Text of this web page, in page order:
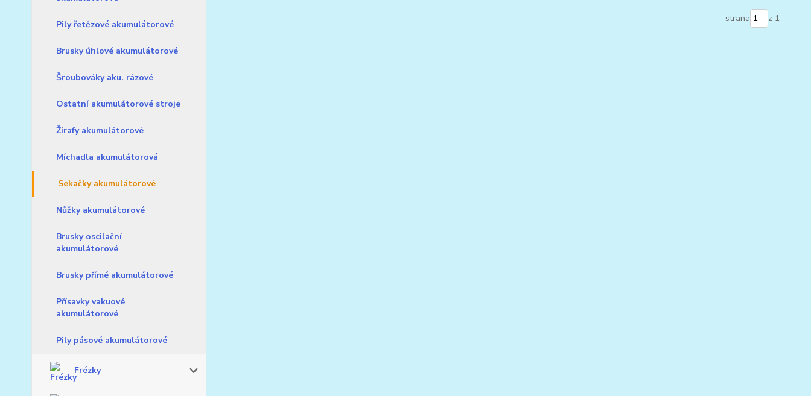
Pily řetězové akumulátorové
Brusky úhlové akumulátorové
Šroubováky aku. rázové
Ostatní akumulátorové stroje
Žirafy akumulátorové
Míchadla akumulátorová
Sekačky akumulátorové
Nůžky akumulátorové
Brusky oscilační
akumulátorové
Brusky přímé akumulátorové
Přísavky vakuové
akumulátorové
Pily pásové akumulátorové
Frézky
strana z 1